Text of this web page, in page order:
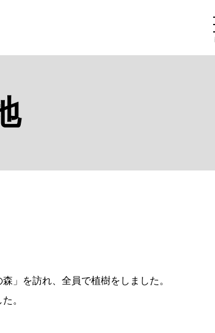
」を訪れ、全員で植樹をしました。
。